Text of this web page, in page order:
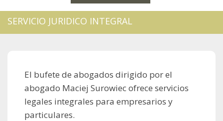
SERVICIO JURIDICO INTEGRAL
El bufete de abogados dirigido por el
abogado Maciej Surowiec ofrece servicios
legales integrales para empresarios y
particulares.